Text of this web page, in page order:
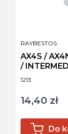
Kod produktu
1213
AX4S /
/
PRODUCENT
RAYBESTOS
Cena
14,40 zł
Do